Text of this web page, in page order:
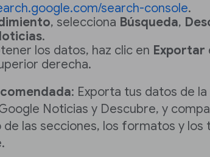
search-console.
, selecciona Búsqueda,
.
los datos, haz clic en Exportar
derecha.
: Exporta tus datos de la
Noticias y Descubre, y
las secciones, los formatos y los